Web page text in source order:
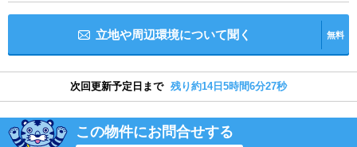
立地や周辺環境について聞く 無料
次回更新予定日まで 残り約14日5時間6分26秒
この物件にお問合せする